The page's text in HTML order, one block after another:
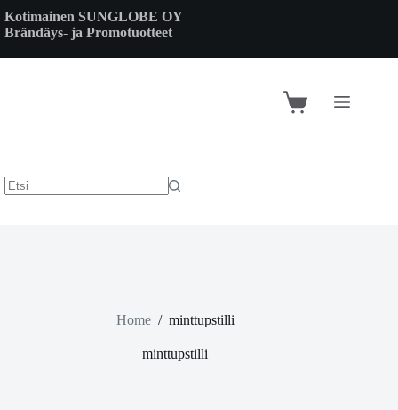
to
content
Kotimainen SUNGLOBE OY
Brändäys- ja Promotuotteet
Shopping
Home / minttupstilli
minttupstilli